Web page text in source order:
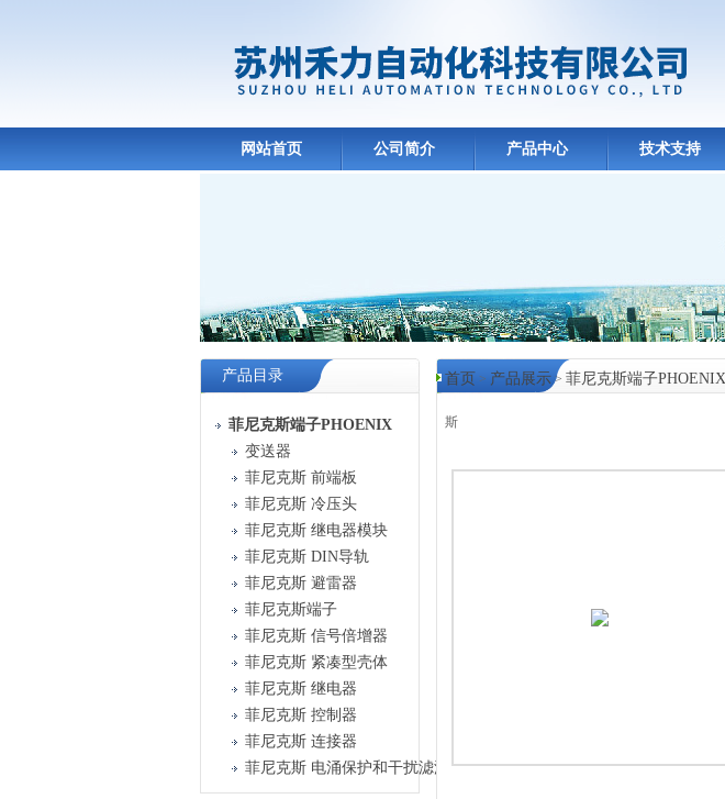
网站首页 公司简介 产品中心 技术支持
产品目录
菲尼克斯端子PHOENIX
变送器
菲尼克斯 前端板
菲尼克斯 冷压头
菲尼克斯 继电器模块
菲尼克斯 DIN导轨
菲尼克斯 避雷器
菲尼克斯端子
菲尼克斯 信号倍增器
菲尼克斯 紧凑型壳体
菲尼克斯 继电器
菲尼克斯 控制器
菲尼克斯 连接器
菲尼克斯 电涌保护和干扰滤波器
首页 > 产品展示> 菲尼克斯端子PHOENIX
斯